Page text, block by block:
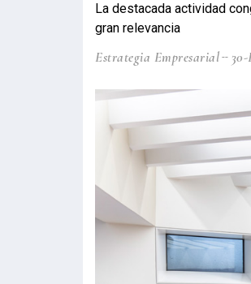
La destacada actividad
gran relevancia
Estrategia Empresarial